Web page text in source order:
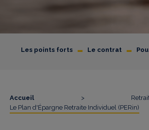
Les points forts - Le contrat -
Accueil >
Le Plan d'Épargne Retraite Individuel (PERin)